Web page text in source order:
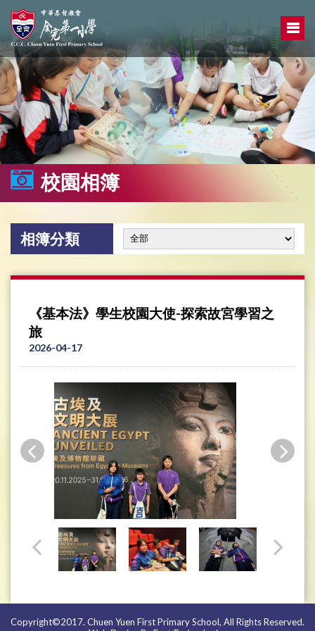
校園相簿
相簿分類
《基本法》學生校園大使-探索故宮學習之
旅
2026-04-17
Copyright©2017. Chuen Yuen First Primary School, All Rights Reserved.